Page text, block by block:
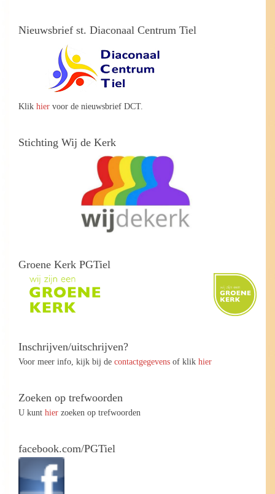
Nieuwsbrief st. Diaconaal Centrum Tiel
Klik hier voor de nieuwsbrief DCT.
Stichting Wij de Kerk
Groene Kerk PGTiel
Inschrijven/uitschrijven?
Voor meer info, kijk bij de contactgegevens of klik hier
Zoeken op trefwoorden
U kunt hier zoeken op trefwoorden
facebook.com/PGTiel